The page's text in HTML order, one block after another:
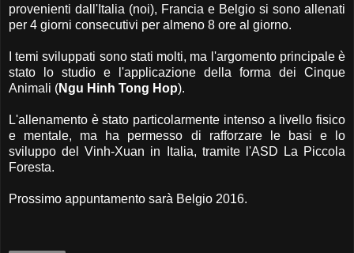
provenienti dall'Italia (noi), Francia e Belgio si sono allenati
per 4 giorni consecutivi per almeno 8 ore al giorno.
I temi sviluppati sono stati molti, ma l'argomento principale è
stato lo studio e l'applicazione della forma dei Cinque
Animali (Ngu Hinh Tong Hop).
L'allenamento è stato particolarmente intenso a livello fisico
e mentale, ma ha permesso di rafforzare le basi e lo
sviluppo del Vinh-Xuan in Italia, tramite l'ASD La Piccola
Foresta.
Prossimo appuntamento sarà Belgio 2016.